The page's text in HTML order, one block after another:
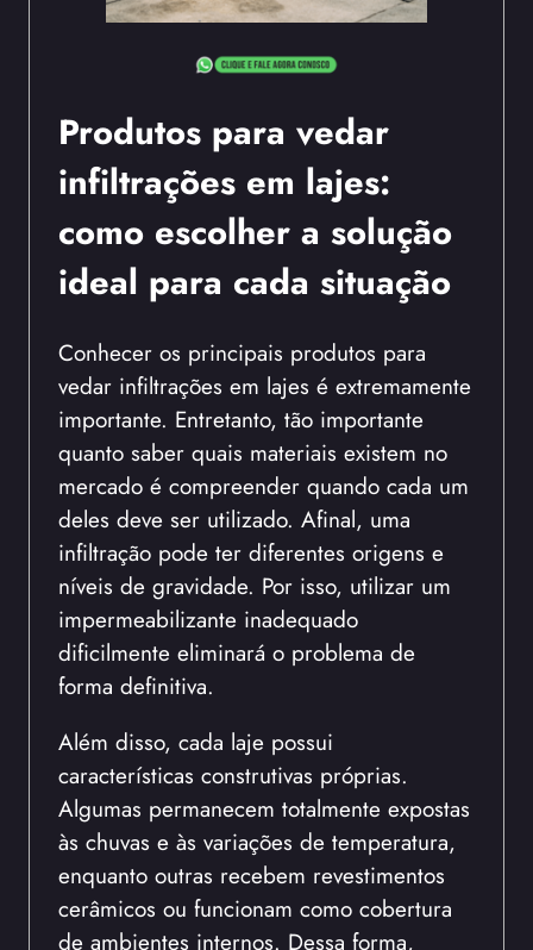
Produtos para vedar
infiltrações em lajes:
como escolher a solução
ideal para cada situação
Conhecer os principais produtos para
vedar infiltrações em lajes é extremamente
importante. Entretanto, tão importante
quanto saber quais materiais existem no
mercado é compreender quando cada um
deles deve ser utilizado. Afinal, uma
infiltração pode ter diferentes origens e
níveis de gravidade. Por isso, utilizar um
impermeabilizante inadequado
dificilmente eliminará o problema de
forma definitiva.
Além disso, cada laje possui
características construtivas próprias.
Algumas permanecem totalmente expostas
às chuvas e às variações de temperatura,
enquanto outras recebem revestimentos
cerâmicos ou funcionam como cobertura
de ambientes internos. Dessa forma,